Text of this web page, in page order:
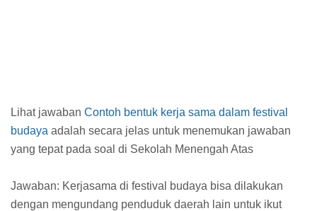
Lihat jawaban Contoh bentuk kerja sama dalam festival
budaya adalah secara jelas untuk menemukan jawaban
yang tepat pada soal di Sekolah Menengah Atas
Jawaban: Kerjasama di festival budaya bisa dilakukan
dengan mengundang penduduk daerah lain untuk ikut